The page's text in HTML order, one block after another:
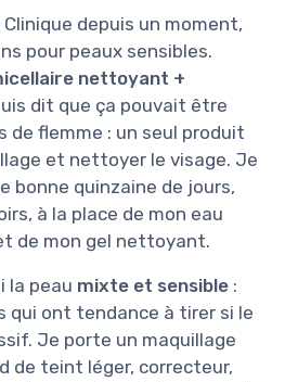
depuis un moment,
pour peaux sensibles.
nettoyant +
dit que ça pouvait être
de flemme : un seul produit
et nettoyer le visage. Je
bonne quinzaine de jours,
à la place de mon eau
de mon gel nettoyant.
la peau mixte et sensible :
qui ont tendance à tirer si le
Je porte un maquillage
de teint léger, correcteur,